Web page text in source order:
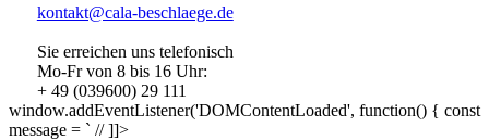
kontakt@cala-beschlaege.de
Sie erreichen uns telefonisch
Mo-Fr von 8 bis 16 Uhr:
+ 49 (039600) 29 111
window.addEventListener('DOMContentLoaded', function() { const
message = ` // ]]>